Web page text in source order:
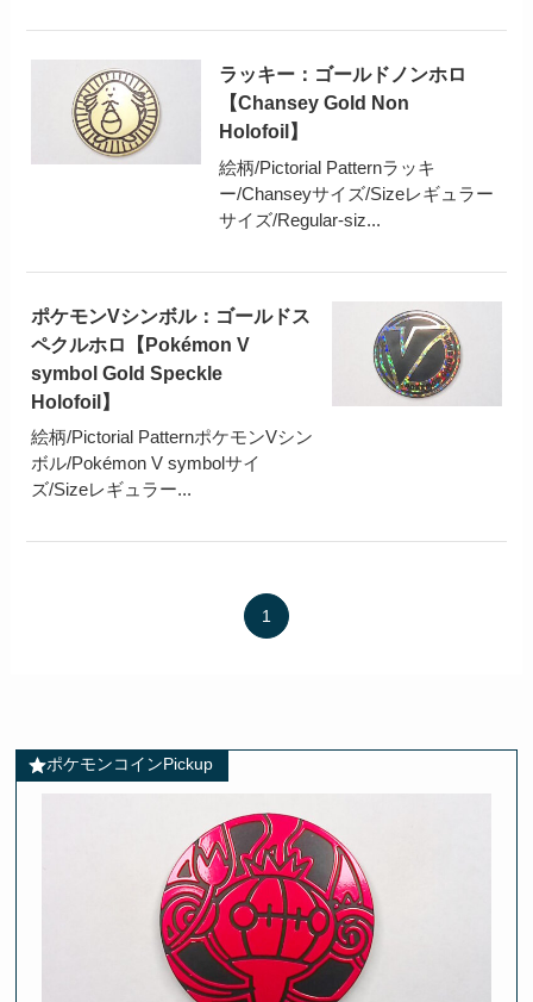
ラッキー：ゴールドノンホロ
【Chansey Gold Non
Holofoil】
絵柄/Pictorial Patternラッキ
ー/Chanseyサイズ/Sizeレギュラー
サイズ/Regular-siz...
ポケモンVシンボル：ゴールドス
ペクルホロ【Pokémon V
symbol Gold Speckle
Holofoil】
絵柄/Pictorial PatternポケモンVシン
ボル/Pokémon V symbolサイ
ズ/Sizeレギュラー...
1
ポケモンコインPickup